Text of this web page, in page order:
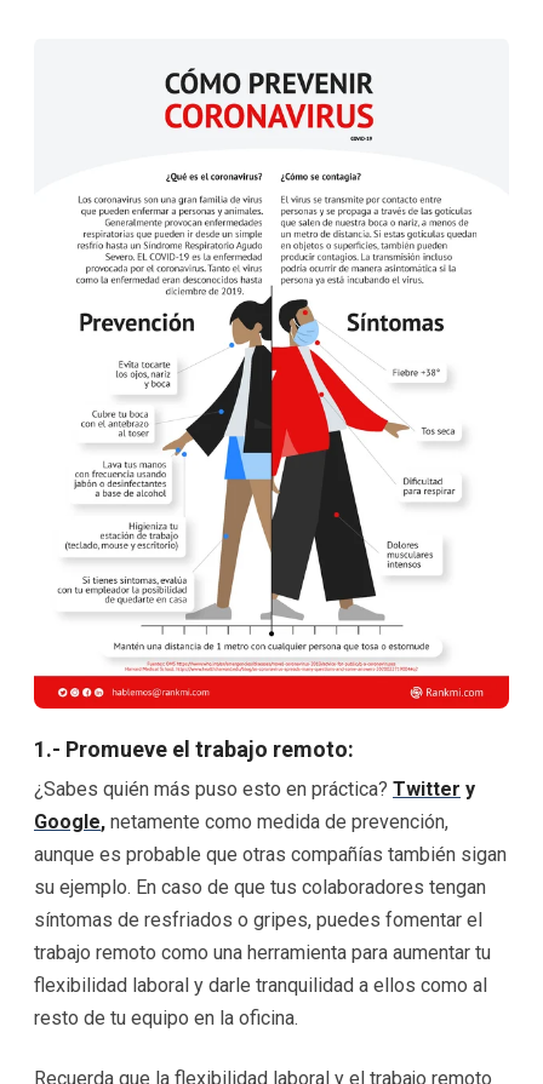
1.- Promueve el trabajo remoto:
¿Sabes quién más puso esto en práctica? Twitter y
Google, netamente como medida de prevención,
aunque es probable que otras compañías también sigan
su ejemplo. En caso de que tus colaboradores tengan
síntomas de resfriados o gripes, puedes fomentar el
trabajo remoto como una herramienta para aumentar tu
flexibilidad laboral y darle tranquilidad a ellos como al
resto de tu equipo en la oficina.
Recuerda que la flexibilidad laboral y el trabajo remoto